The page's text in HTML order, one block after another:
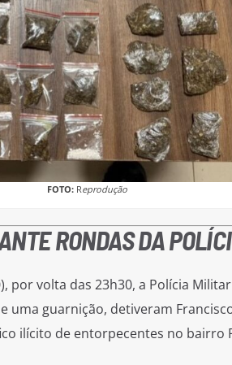
FOTO:Reprodução
RONDAS DA
por volta das 23h30, a Polícia
uma guarnição, detiveram
ilícito de entorpecentes no bairro